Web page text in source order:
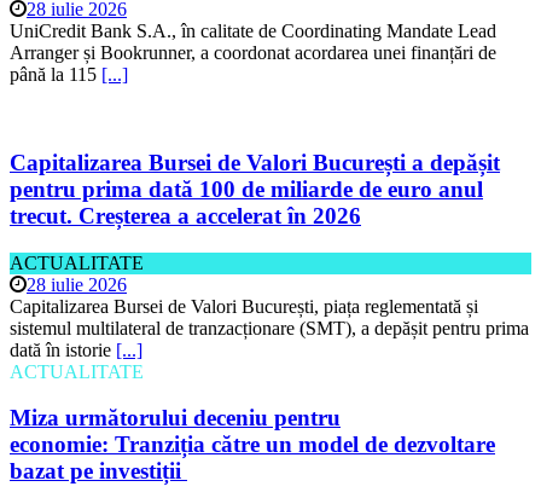
28 iulie 2026
UniCredit Bank S.A., în calitate de Coordinating Mandate Lead
Arranger și Bookrunner, a coordonat acordarea unei finanțări de
până la 115 [...]
Capitalizarea Bursei de Valori București a depășit
pentru prima dată 100 de miliarde de euro anul
trecut. Creșterea a accelerat în 2026
ACTUALITATE
28 iulie 2026
Capitalizarea Bursei de Valori București, piața reglementată și
sistemul multilateral de tranzacționare (SMT), a depășit pentru prima
dată în istorie [...]
ACTUALITATE
Miza următorului deceniu pentru
economie: Tranziția către un model de dezvoltare
bazat pe investiții